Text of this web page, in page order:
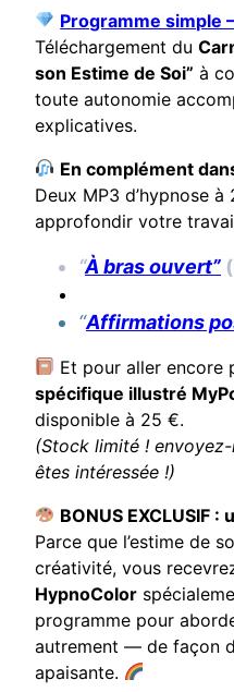
Programme simple
Téléchargement du
son Estime de Soi” à
toute autonomie
explicatives.
En complément
Deux MP3 d’hypnose
approfondir votre
“À bras ouvert”
“Affirmations
Et pour aller encore
spécifique illustré
disponible à 25 €.
(Stock limité !
êtes intéressée !)
BONUS EXCLUSIF
Parce que l’estime de
créativité, vous
HypnoColor
programme pour
autrement — de façon
apaisante.